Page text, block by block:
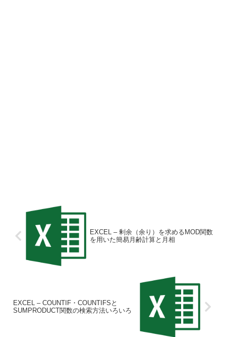
EXCEL – 剰余（余り）を求めるMOD関数
を用いた簡易月齢計算と月相
EXCEL – COUNTIF・COUNTIFSと
SUMPRODUCT関数の検索方法いろいろ